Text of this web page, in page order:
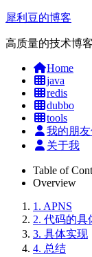
犀利豆的博客
高质量的技术博客
Home
java
redis
dubbo
tools
我的朋友
关于我
Table of
Overview
1. APNS
2. 代码的具
3. 具体实现
4. 总结